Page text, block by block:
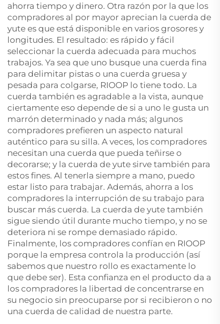
ahorra tiempo y dinero. Otra razón por la que los
compradores al por mayor aprecian la cuerda de
yute es que está disponible en varios grosores y
longitudes. El resultado: es rápido y fácil
seleccionar la cuerda adecuada para muchos
trabajos. Ya sea que uno busque una cuerda fina
para delimitar pistas o una cuerda gruesa y
pesada para colgarse, RIOOP lo tiene todo. La
cuerda también es agradable a la vista, aunque
ciertamente eso depende de si a uno le gusta un
marrón determinado y nada más; algunos
compradores prefieren un aspecto natural
auténtico para su silla. A veces, los compradores
necesitan una cuerda que pueda teñirse o
decorarse; y la cuerda de yute sirve también para
estos fines. Al tenerla siempre a mano, puedo
estar listo para trabajar. Además, ahorra a los
compradores la interrupción de su trabajo para
buscar más cuerda. La cuerda de yute también
sigue siendo útil durante mucho tiempo, y no se
deteriora ni se rompe demasiado rápido.
Finalmente, los compradores confían en RIOOP
porque la empresa controla la producción (así
sabemos que nuestro rollo es exactamente lo
que debe ser). Esta confianza en el producto da a
los compradores la libertad de concentrarse en
su negocio sin preocuparse por si recibieron o no
una cuerda de calidad de nuestra parte.